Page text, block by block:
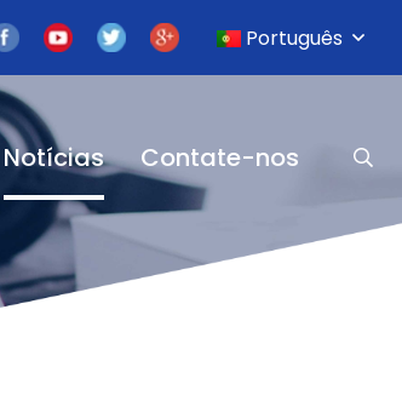
Português
Notícias Contate-nos